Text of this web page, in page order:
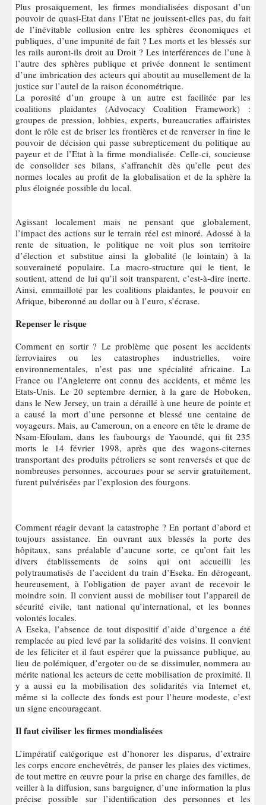
Plus prosaïquement, les firmes mondialisées disposant d’un
pouvoir de quasi-Etat dans l’Etat ne jouissent-elles pas, du fait
de l’inévitable collusion entre les sphères économiques et
publiques, d’une impunité de fait ? Les morts et les blessés sur
les rails auront-ils droit au Droit ? Les interférences de l’une à
l’autre des sphères publique et privée donnent le sentiment
d’une imbrication des acteurs qui aboutit au musellement de la
justice sur l’autel de la raison économétrique.
La porosité d’un groupe à un autre est facilitée par les
coalitions plaidantes (Advocacy Coalition Framework) :
groupes de pression, lobbies, experts, bureaucraties affairistes
dont le rôle est de briser les frontières et de renverser in fine le
pouvoir de décision qui passe subrepticement du politique au
payeur et de l’Etat à la firme mondialisée. Celle-ci, soucieuse
de consolider ses bilans, s’affranchit dès qu’elle peut des
normes locales au profit de la globalisation et de la sphère la
plus éloignée possible du local.
Agissant localement mais ne pensant que globalement,
l’impact des actions sur le terrain réel est minoré. Adossé à la
rente de situation, le politique ne voit plus son territoire
d’élection et substitue ainsi la globalité (le lointain) à la
souveraineté populaire. La macro-structure qui le tient, le
soutient, attend de lui qu’il soit transparent, c’est-à-dire inerte.
Ainsi, emmailloté par les coalitions plaidantes, le pouvoir en
Afrique, biberonné au dollar ou à l’euro, s’écrase.
Repenser le risque
Comment en sortir ? Le problème que posent les accidents
ferroviaires ou les catastrophes industrielles, voire
environnementales, n’est pas une spécialité africaine. La
France ou l’Angleterre ont connu des accidents, et même les
Etats-Unis. Le 20 septembre dernier, à la gare de Hoboken,
dans le New Jersey, un train a déraillé à une heure de pointe et
a causé la mort d’une personne et blessé une centaine de
voyageurs. Mais, au Cameroun, on a encore en tête le drame de
Nsam-Efoulam, dans les faubourgs de Yaoundé, qui fit 235
morts le 14 février 1998, après que des wagons-citernes
transportant des produits pétroliers se sont renversés et que de
nombreuses personnes, accourues pour se servir gratuitement,
furent pulvérisées par l’explosion des fourgons.
Comment réagir devant la catastrophe ? En portant d’abord et
toujours assistance. En ouvrant aux blessés la porte des
hôpitaux, sans préalable d’aucune sorte, ce qu’ont fait les
divers établissements de soins qui ont accueilli les
polytraumatisés de l’accident du train d’Eseka. En dérogeant,
heureusement, à l’obligation de payer avant de recevoir le
moindre soin. Il convient aussi de mobiliser tout l’appareil de
sécurité civile, tant national qu’international, et les bonnes
volontés locales.
A Eseka, l’absence de tout dispositif d’aide d’urgence a été
remplacée au pied levé par la solidarité des voisins. Il convient
de les féliciter et il faut espérer que la puissance publique, au
lieu de polémiquer, d’ergoter ou de se dissimuler, nommera au
mérite national les acteurs de cette mobilisation de proximité. Il
y a aussi eu la mobilisation des solidarités via Internet et,
même si la collecte des fonds est pour l’heure modeste, c’est
un signe encourageant.
Il faut civiliser les firmes mondialisées
L’impératif catégorique est d’honorer les disparus, d’extraire
les corps encore enchevêtrés, de panser les plaies des victimes,
de tout mettre en œuvre pour la prise en charge des familles, de
veiller à la diffusion, sans barguigner, d’une information la plus
précise possible sur l’identification des personnes et les